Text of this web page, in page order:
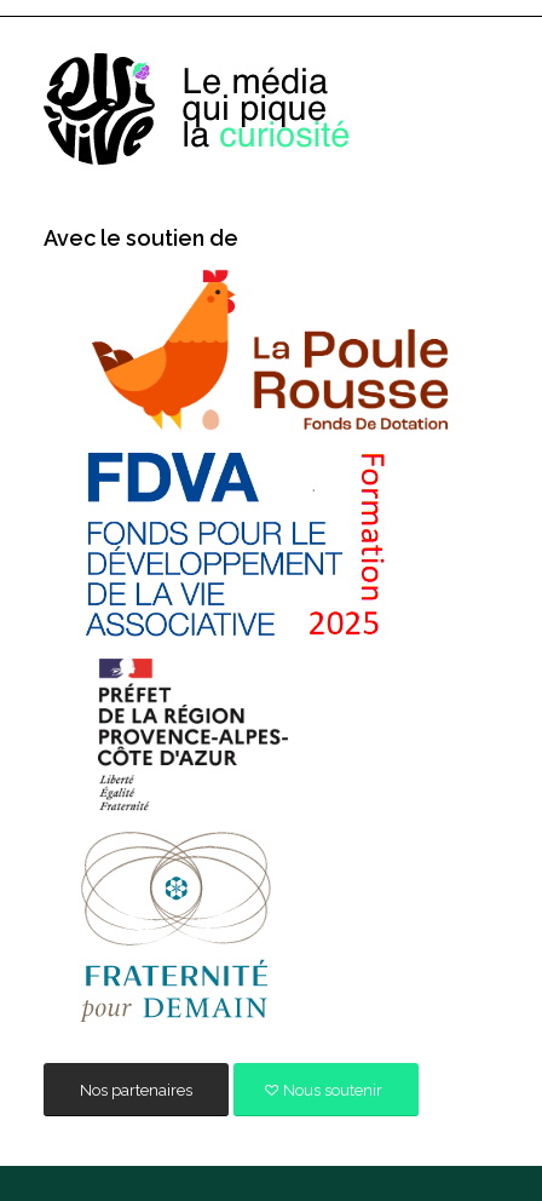
Avec le soutien de
Nos partenaires Nous soutenir